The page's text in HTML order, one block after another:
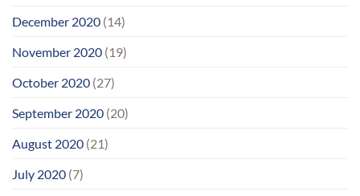
December 2020 (14)
November 2020 (19)
October 2020 (27)
September 2020 (20)
August 2020 (21)
July 2020 (7)